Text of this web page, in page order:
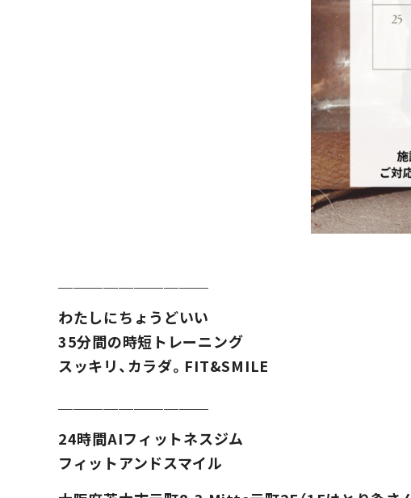
わたしにちょうどいい
35分間の時短トレーニング
スッキリ、カラダ。FIT&SMILE
24時間AIフィットネスジム
フィットアンドスマイル